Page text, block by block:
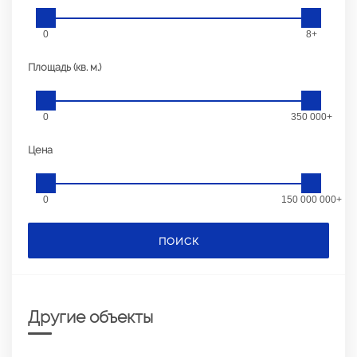
0 8+
Площадь (кв. м.)
0 350 000+
Цена
0 150 000 000+
ПОИСК
Другие объекты